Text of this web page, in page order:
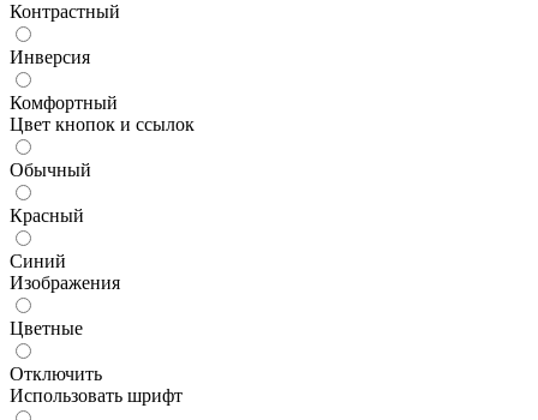
Контрастный
Инверсия
Комфортный
Цвет кнопок и ссылок
Обычный
Красный
Синий
Изображения
Цветные
Отключить
Использовать шрифт